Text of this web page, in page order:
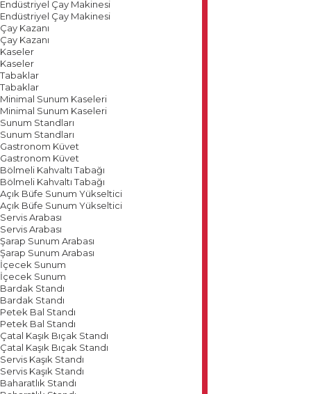
Endüstriyel Çay Makinesi
Endüstriyel Çay Makinesi
Çay Kazanı
Çay Kazanı
Kaseler
Kaseler
Tabaklar
Tabaklar
Minimal Sunum Kaseleri
Minimal Sunum Kaseleri
Sunum Standları
Sunum Standları
Gastronom Küvet
Gastronom Küvet
Bölmeli Kahvaltı Tabağı
Bölmeli Kahvaltı Tabağı
Açık Büfe Sunum Yükseltici
Açık Büfe Sunum Yükseltici
Servis Arabası
Servis Arabası
Şarap Sunum Arabası
Şarap Sunum Arabası
İçecek Sunum
İçecek Sunum
Bardak Standı
Bardak Standı
Petek Bal Standı
Petek Bal Standı
Çatal Kaşık Bıçak Standı
Çatal Kaşık Bıçak Standı
Servis Kaşık Standı
Servis Kaşık Standı
Baharatlık Standı